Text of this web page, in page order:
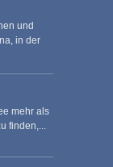
und
in der
mehr als
finden,...